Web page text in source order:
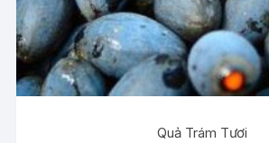
Quả Trám Tươi